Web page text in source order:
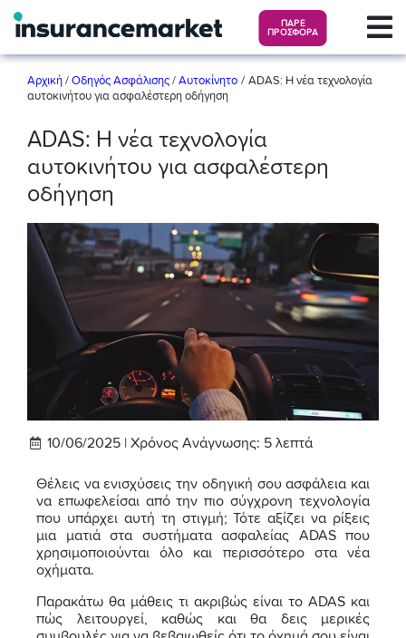
ΠΑΡΕ
ΠΡΟΣΦΟΡΑ
Αρχική / Οδηγός Ασφάλισης / Αυτοκίνητο / ADAS: Η νέα τεχνολογία
αυτοκινήτου για ασφαλέστερη οδήγηση
ADAS: Η νέα τεχνολογία
αυτοκινήτου για ασφαλέστερη
οδήγηση
10/06/2025 | Χρόνος Ανάγνωσης: 5 λεπτά
Θέλεις να ενισχύσεις την οδηγική σου ασφάλεια και
να επωφελείσαι από την πιο σύγχρονη τεχνολογία
που υπάρχει αυτή τη στιγμή; Τότε αξίζει να ρίξεις
μια ματιά στα συστήματα ασφαλείας ADAS που
χρησιμοποιούνται όλο και περισσότερο στα νέα
οχήματα.
Παρακάτω θα μάθεις τι ακριβώς είναι το ADAS και
πώς λειτουργεί, καθώς και θα δεις μερικές